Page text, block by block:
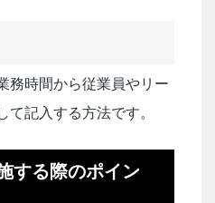
務時間から従業員やリー
て記入する方法です。
する際のポイン